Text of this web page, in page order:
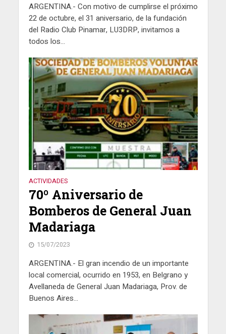
ARGENTINA.- Con motivo de cumplirse el próximo
22 de octubre, el 31 aniversario, de la fundación
del Radio Club Pinamar, LU3DRP, invitamos a
todos los...
ACTIVIDADES
70º Aniversario de
Bomberos de General Juan
Madariaga
15/07/2023
ARGENTINA.- El gran incendio de un importante
local comercial, ocurrido en 1953, en Belgrano y
Avellaneda de General Juan Madariaga, Prov. de
Buenos Aires...